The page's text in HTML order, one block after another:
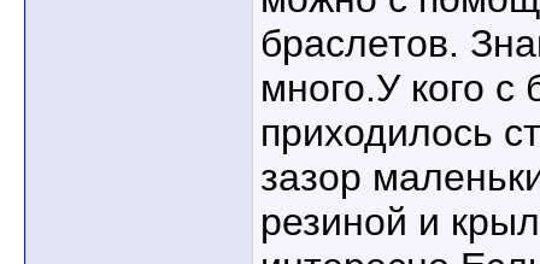
браслетов.
много.У кого с
приходилось
зазор
резиной и